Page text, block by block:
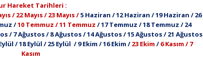
Hareket Tarihleri :
/ 22 Mayıs / 23 Mayıs /5 Haziran / 12 Haziran / 19 Haziran / 26
/10 Temmuz / 11 Temmuz / 17 Temmuz / 18 Temmuz / 24
/ 7 Ağustos / 8 Ağustos / 14 Ağustos / 15 Ağustos / 21 Ağustos
/ 18 Eylül / 25 Eylül / 9 Ekim / 16 Ekim /23 Ekim /6 Kasım / 7
Kasım